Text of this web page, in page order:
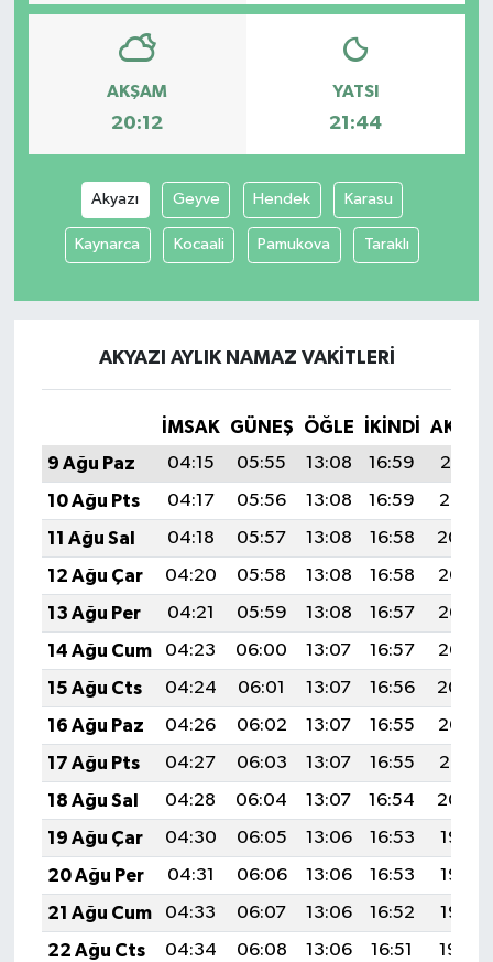
AKŞAM
20:12
YATSI
21:44
Akyazı Geyve Hendek Karasu
Kaynarca Kocaali Pamukova Taraklı
AKYAZI AYLIK NAMAZ VAKITLERI
İMSAK GÜNEŞ ÖĞLE İKINDI
9 Ağu Paz
04:15 05:55 13:08 16:59
20:12
10 Ağu Pts
04:17 05:56 13:08 16:59
20:10
11 Ağu Sal
04:18 05:57 13:08 16:58
20:09
12 Ağu Çar
04:20 05:58 13:08 16:58
20:08
13 Ağu Per
04:21 05:59 13:08 16:57
20:06
14 Ağu Cum
04:23 06:00 13:07 16:57
20:05
15 Ağu Cts
04:24 06:01 13:07 16:56
20:04
16 Ağu Paz
04:26 06:02 13:07 16:55
20:02
17 Ağu Pts
04:27 06:03 13:07 16:55
20:01
18 Ağu Sal
04:28 06:04 13:07 16:54
20:00
19 Ağu Çar
04:30 06:05 13:06 16:53
19:58
20 Ağu Per
04:31 06:06 13:06 16:53
19:57
21 Ağu Cum
04:33 06:07 13:06 16:52
19:55
22 Ağu Cts
04:34 06:08 13:06 16:51
19:54
Yazarlarımız
Tüm Haberler
Videolu Haberler
Tüm Haberler